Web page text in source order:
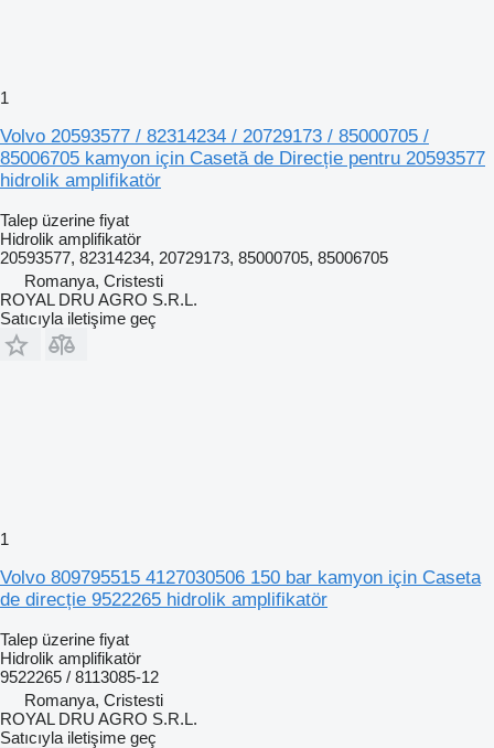
1
Volvo 20593577 / 82314234 / 20729173 / 85000705 /
85006705 kamyon için Casetă de Direcție pentru 20593577
hidrolik amplifikatör
Talep üzerine fiyat
Hidrolik amplifikatör
20593577, 82314234, 20729173, 85000705, 85006705
Romanya, Cristesti
ROYAL DRU AGRO S.R.L.
Satıcıyla iletişime geç
1
Volvo 809795515 4127030506 150 bar kamyon için Caseta
de direcție 9522265 hidrolik amplifikatör
Talep üzerine fiyat
Hidrolik amplifikatör
9522265 / 8113085-12
Romanya, Cristesti
ROYAL DRU AGRO S.R.L.
Satıcıyla iletişime geç